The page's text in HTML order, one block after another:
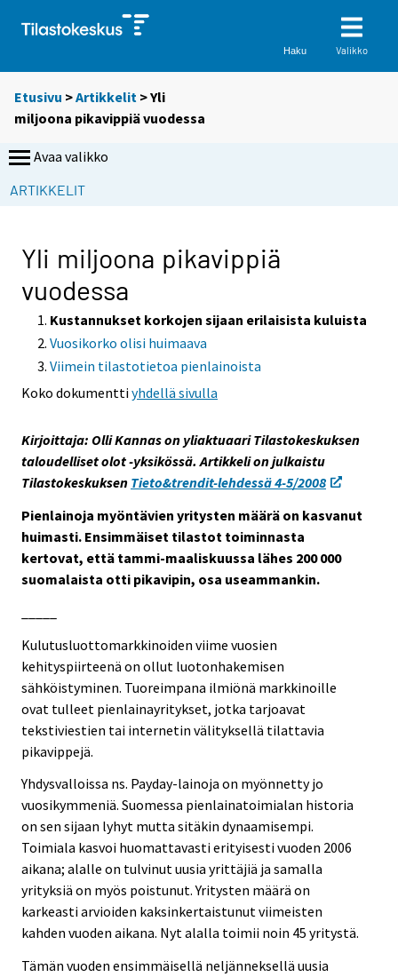
Haku Valikko
Etusivu >Artikkelit > Yli
miljoona pikavippiä vuodessa
Avaa valikko
ARTIKKELIT
Yli miljoona pikavippiä
vuodessa
Kustannukset korkojen sijaan erilaisista kuluista
Vuosikorko olisi huimaava
Viimein tilastotietoa pienlainoista
Koko dokumenttiyhdellä sivulla
Kirjoittaja: Olli Kannas on yliaktuaari Tilastokeskuksen
taloudelliset olot -yksikössä. Artikkeli on julkaistu
Tilastokeskuksen Tieto&trendit-lehdessä 4-5/2008
Pienlainoja myöntävien yritysten määrä on kasvanut
huimasti. Ensimmäiset tilastot toiminnasta
kertovat, että tammi-maaliskuussa lähes 200 000
suomalaista otti pikavipin, osa useammankin.
Kulutusluottomarkkinoiden viime vuosien
kehityspiirteenä on ollut luotonhakemisen
sähköistyminen. Tuoreimpana ilmiönä markkinoille
ovat tulleet pienlainayritykset, jotka tarjoavat
tekstiviestien tai internetin välityksellä tilattavia
pikavippejä.
Yhdysvalloissa ns. Payday-lainoja on myönnetty jo
vuosikymmeniä. Suomessa pienlainatoimialan historia
on sen sijaan lyhyt mutta sitäkin dynaamisempi.
Toimiala kasvoi huomattavasti erityisesti vuoden 2006
aikana; alalle on tulvinut uusia yrittäjiä ja samalla
yrityksiä on myös poistunut. Yritysten määrä on
karkeasti arvioiden kaksinkertaistunut viimeisten
kahden vuoden aikana. Nyt alalla toimii noin 45 yritystä.
Tämän vuoden ensimmäisellä neljänneksellä uusia